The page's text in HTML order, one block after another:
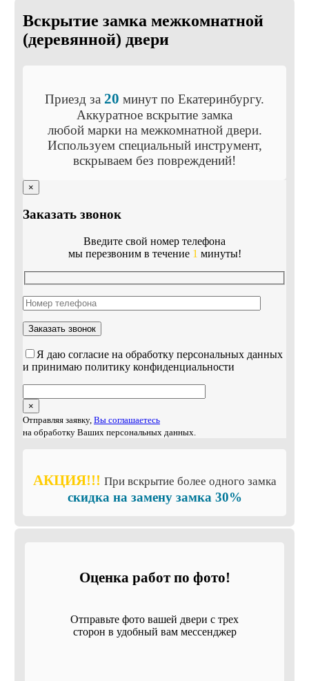
Вскрытие замка межкомнатной
(деревянной) двери
Приезд за 20 минут по Екатеринбургу.
Аккуратное вскрытие замка
любой марки на межкомнатной двери.
Используем специальный инструмент,
вскрываем без повреждений!
×
Заказать звонок
Введите свой номер телефона
мы перезвоним в течение 1 минуты!
Я даю согласие на обработку персональных данных
и принимаю политику конфиденциальности
×
Отправляя заявку, Вы соглашаетесь
на обработку Ваших персональных данных.
АКЦИЯ!!! При вскрытие более одного замка
скидка на замену замка 30%
Оценка работ по фото!
Отправьте фото вашей двери с трех
сторон в удобный вам мессенджер